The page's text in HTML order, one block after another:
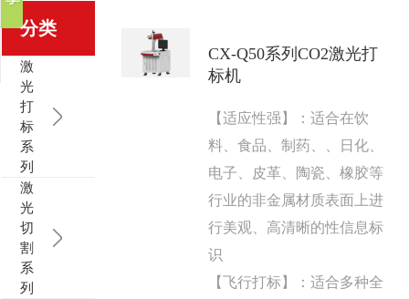
紫外线激光打标机
在线飞行激光打标机
CX-3D系列激光打标机
精密激光切割机
激光焊接系列
猜球网站-猜球(中国) 机械手臂激光焊接机
电机定转子铁芯单工位激光焊接机
新能源电机定转子铁芯激光焊接机
新能源电机定子铁芯激光焊接产线
新能源电机转子铁芯自动检测压铆产线
猜球网站-猜球(中国) 清洗机
汽车行业激光智能解决方案
客户案例
关于创恒
猜球网站
分类
激
光
打
标
系
列
激
光
切
割
系
列
CX-Q50系列CO2激光打
标机
【适应性强】：适合在饮
料、食品、制药、、日化、
电子、皮革、陶瓷、橡胶等
行业的非金属材质表面上进
行美观、高清晰的性信息标
识
【飞行打标】：适合多种全
QQ好友